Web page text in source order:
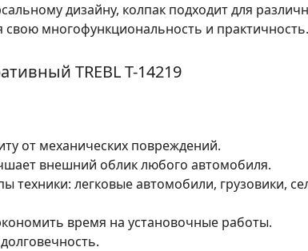
дизайну, колпак подходит для
многофункциональность и практичность.
TREBL T-14219
от механических повреждений.
внешний облик любого автомобиля.
техники: легковые автомобили, грузовики,
время на установочные работы.